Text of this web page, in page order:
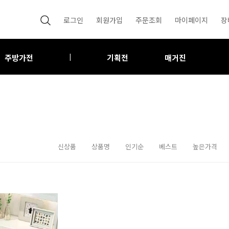
로그인 회원가입 주문조회 마이페이지
주방가전 | 기획전 매거진
신상품 상품명 인기순 베스트 높은가격